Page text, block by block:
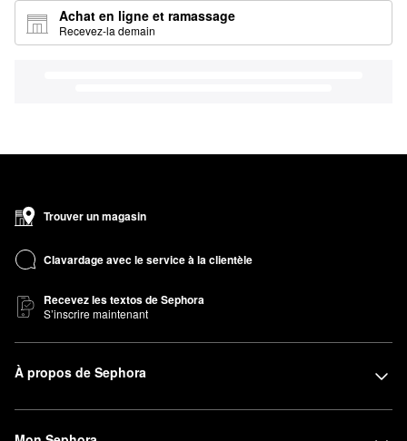
Achat en ligne et ramassage
Recevez-la demain
Trouver un magasin
Clavardage avec le service à la clientèle
Recevez les textos de Sephora
S’inscrire maintenant
À propos de Sephora